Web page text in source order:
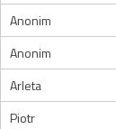
Anonim
Anonim
Arleta
Piotr